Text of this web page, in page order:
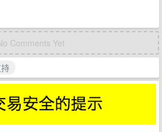
Comments Yet